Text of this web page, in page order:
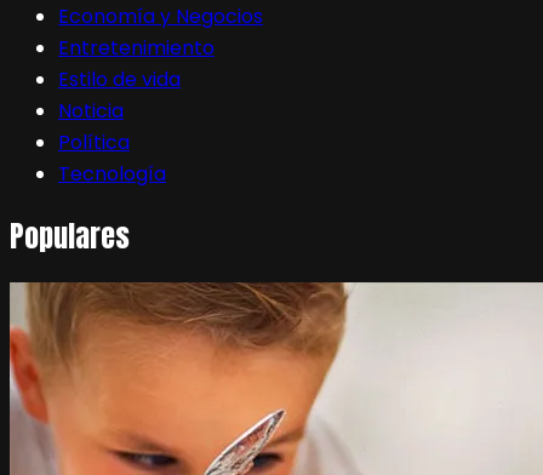
Economía y Negocios
Entretenimiento
Estilo de vida
Noticia
Política
Tecnología
Populares